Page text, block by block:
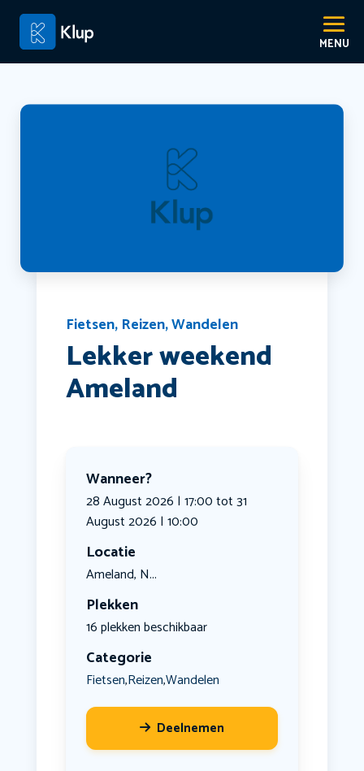
Fietsen, Reizen,Wandelen
Lekker weekend
Ameland
Wanneer?
28 August 2026 | 17:00 tot 31
August 2026 | 10:00
Locatie
Ameland, N...
Plekken
16 plekken beschikbaar
Categorie
Fietsen,Reizen,Wandelen
Deelnemen